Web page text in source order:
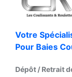
Votre
Pour Baies
Dépôt / Retrait